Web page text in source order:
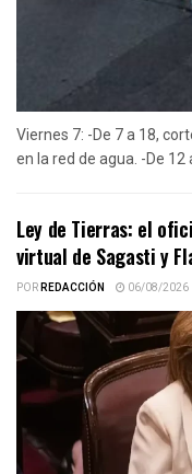
Viernes 7: -De 7 a 18,
en la red de agua. -De 12
Ley de Tierras: el
virtual de Sagasti y
PORREDACCIÓN 06/08/2026